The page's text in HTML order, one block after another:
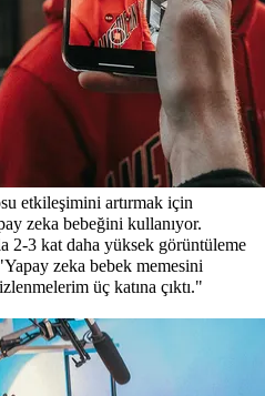
etkileşimini artırmak için
zeka bebeğini kullanıyor.
2-3 kat daha yüksek görüntüleme
zeka bebek memesini
üç katına çıktı."